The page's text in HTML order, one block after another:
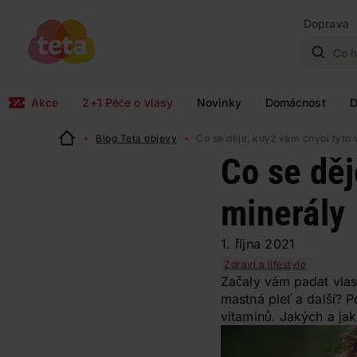
Doprava
Akce 2+1 Péče o vlasy Novinky Domácnost
Blog Teta objevy Co se děje, když vám chybí tyto
Co se
minerály
1. října 2021
Zdraví a lifestyle
Začaly vám padat
mastná pleť a další?
vitaminů. Jakých a